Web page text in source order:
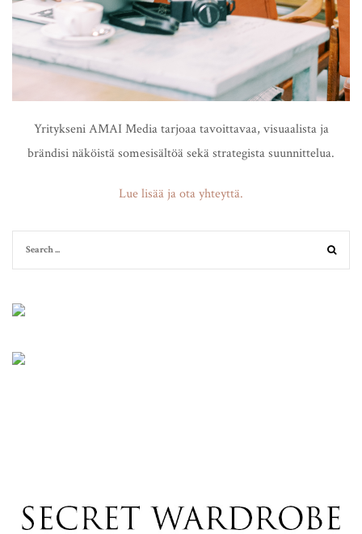
Yritykseni AMAI Media tarjoaa tavoittavaa, visuaalista ja
brändisi näköistä somesisältöä sekä strategista suunnittelua.
Lue lisää ja ota yhteyttä.